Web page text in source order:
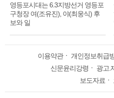
영등포시대는 6.3지방선거 영등포
구청장 여(조유진), 야(최웅식) 후
보와 일
이용약관ㆍ 개인정보취급
신문윤리강령 ㆍ 광고.
보도자료ㆍ